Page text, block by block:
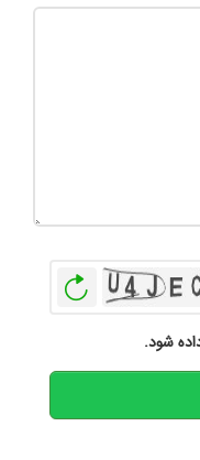
شود.